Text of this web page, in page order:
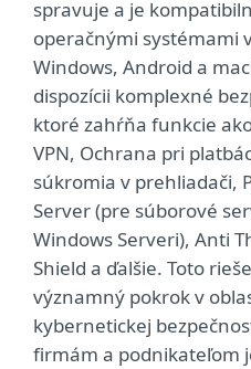
spravuje a je
operačnými systémami
Windows, Android a
dispozícii komplexné
ktoré zahŕňa funkcie
VPN, Ochrana pri
súkromia v prehliadači,
Server (pre súborové
Windows Serveri), Anti
Shield a ďalšie. Toto
významný pokrok v
kybernetickej
firmám a podnikateľom